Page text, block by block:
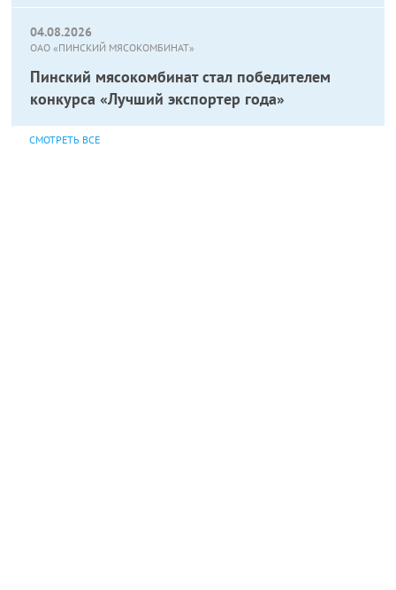
04.08.2026
ОАО «ПИНСКИЙ МЯСОКОМБИНАТ»
Пинский мясокомбинат стал победителем
конкурса «Лучший экспортер года»
СМОТРЕТЬ ВСЕ